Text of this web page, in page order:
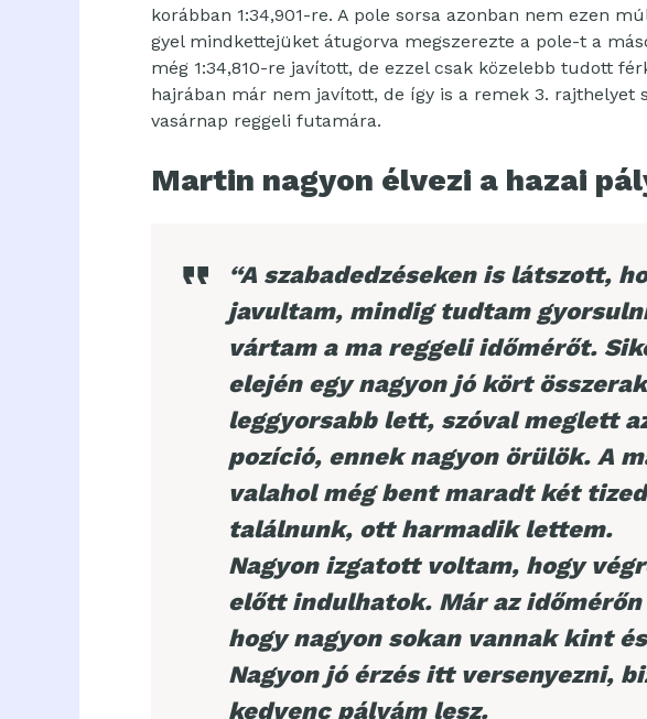
korábban 1:34,901-re. A pole sorsa azonban nem ezen
gyel mindkettejüket átugorva megszerezte a pole-t a
még 1:34,810-re javított, de ezzel csak közelebb tudott
hajrában már nem javított, de így is a remek 3. rajthelyet
vasárnap reggeli futamára.
Martin nagyon élvezi a hazai
“A szabadedzéseken is látszott,
javultam, mindig tudtam
vártam a ma reggeli időmérőt.
elején egy nagyon jó kört
leggyorsabb lett, szóval meglett
pozíció, ennek nagyon örülök. A
valahol még bent maradt két
találnunk, ott harmadik lettem.
Nagyon izgatott voltam, hogy
előtt indulhatok. Már az
hogy nagyon sokan vannak kint
Nagyon jó érzés itt versenyezni,
kedvenc pályám lesz.